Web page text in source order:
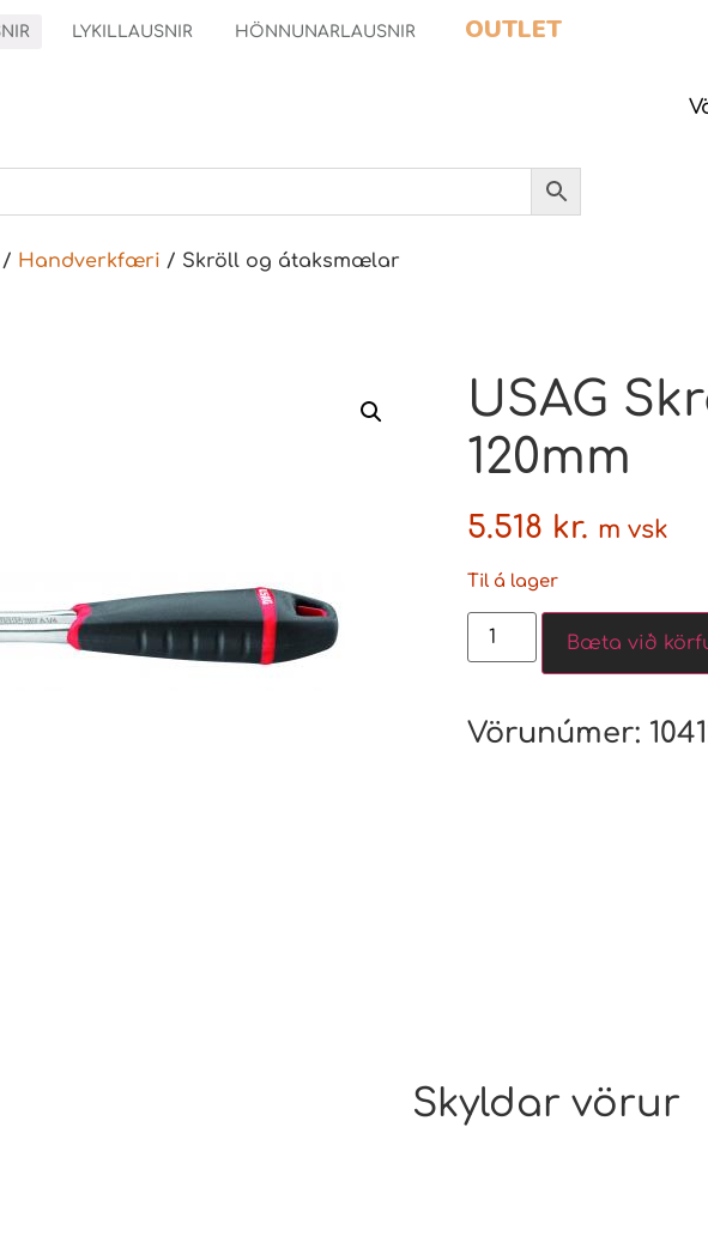
LYKILLAUSNIR HÖNNUNARLAUSNIR OUTLET
/ Handverkfæri / Skröll og átaksmælar
USAG
120mm
5.518 kr. m vsk
Til á lager
Bæta við
Vörunúmer:
Skyldar vörur